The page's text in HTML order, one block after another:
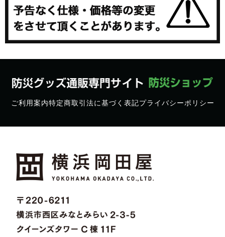
ご利用案内特定商取引法に基づく表記プライバシーポリシー